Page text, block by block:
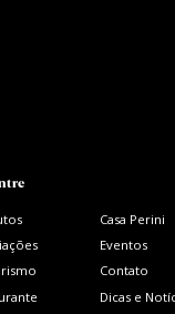
Casa Perini
Eventos
Contato
Dicas e